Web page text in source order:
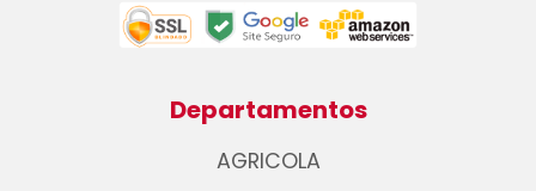
Departamentos
AGRICOLA